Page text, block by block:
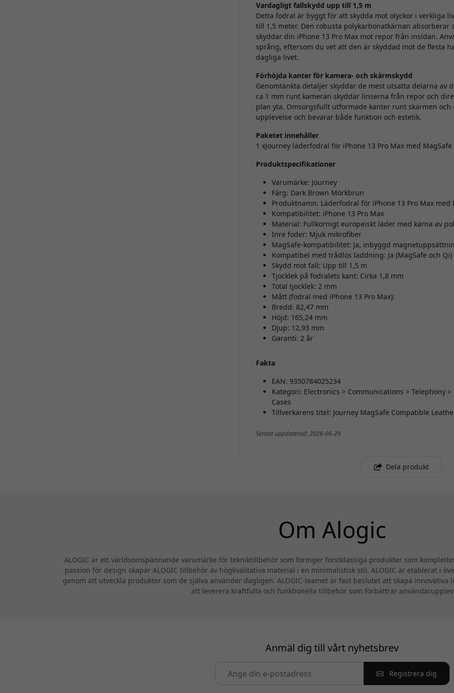
Vardagligt fallskydd upp till 1,5 m
Detta fodral är byggt för att skydda mot olyckor i verkliga
till 1,5 meter. Den robusta polykarbonatkärnan
skyddar din iPhone 13 Pro Max mot repor från insidan.
språng, eftersom du vet att den är skyddad mot de flesta
dagliga livet.
Förhöjda kanter för kamera- och skärmskydd
Genomtänkta detaljer skyddar de mest utsatta delarna av
ca 1 mm runt kameran skyddar linserna från repor och
plan yta. Omsorgsfullt utformade kanter runt skärmen
upplevelse och bevarar både funktion och estetik.
Paketet innehåller
1 xJourney läderfodral för iPhone 13 Pro Max med
Produktspecifikationer
Varumärke: Journey
Färg: Dark Brown Mörkbrun
Produktnamn: Läderfodral för iPhone 13 Pro Max med
Kompatibilitet: iPhone 13 Pro Max
Material: Fullkornigt europeiskt läder med kärna av
Inre foder: Mjuk mikrofiber
MagSafe-kompatibilitet: Ja, inbyggd
Kompatibel med trådlös laddning: Ja (MagSafe och Qi)
Skydd mot fall: Upp till 1,5 m
Tjocklek på fodralets kant: Cirka 1,8 mm
Total tjocklek: 2 mm
Mått (fodral med iPhone 13 Pro Max):
Bredd: 82,47 mm
Höjd: 165,24 mm
Djup: 12,93 mm
Garanti: 2 år
Fakta
EAN: 9350784025234
Kategori: Electronics > Communications > Telephony
Cases
Tillverkarens titel: Journey MagSafe Compatible
Senast uppdaterad: 2026-06-29
Dela produkt
Om Alogic
ALOGIC är ett världsomspännande varumärke för tekniktillbehör som formger förstklassiga produkter som
passion för design skapar ALOGIC tillbehör av högkvalitativa material i en minimalistisk stil. ALOGIC är etablerat i
genom att utveckla produkter som de själva använder dagligen. ALOGIC-teamet är fast beslutet att skapa
att leverera kraftfulla och funktionella tillbehör som förbättrar
Anmäl dig till vårt nyhetsbrev
Registrera dig